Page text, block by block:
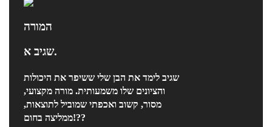
המורה
שגיב א.
שגיב לימד את הבן שלי ששיפר את היכולות
והציונים שלו משמעותית. מורה מקצועי,
מסור, קשוב ואכפתי שמוביל לתוצאות,
ממליצה בחום!??